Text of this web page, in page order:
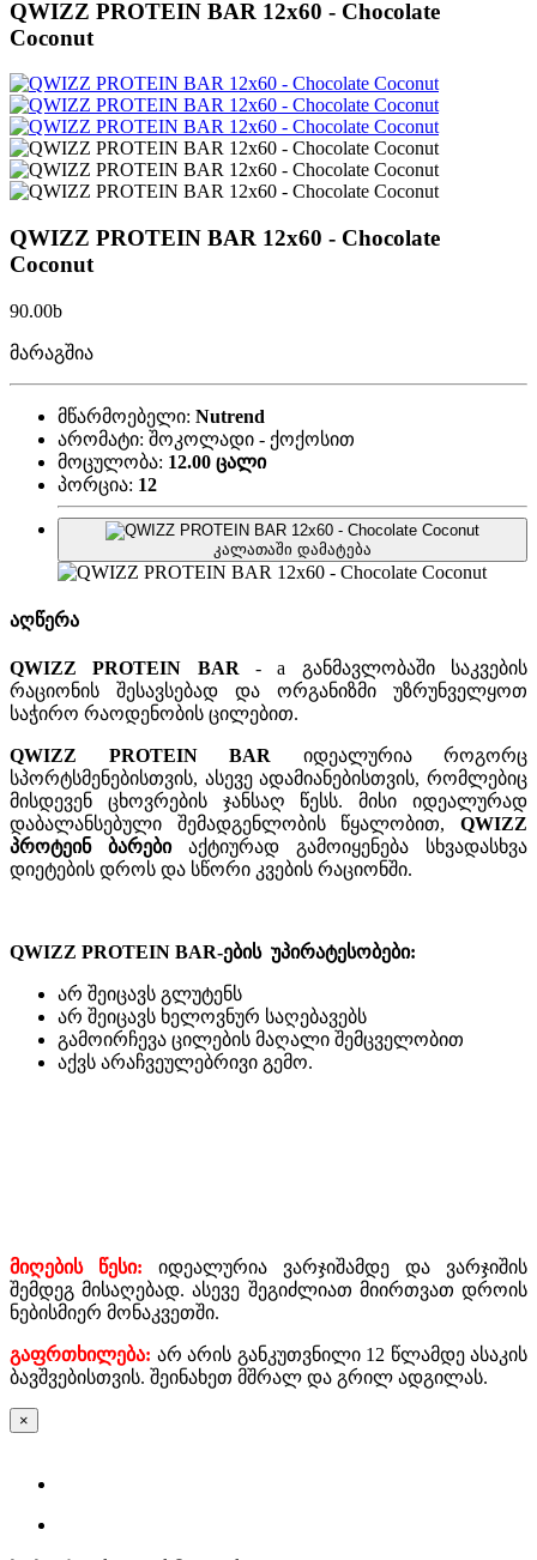
QWIZZ PROTEIN BAR 12x60 - Chocolate
Coconut
QWIZZ PROTEIN BAR 12x60 - Chocolate
Coconut
90.00b
მარაგშია
მწარმოებელი: Nutrend
არომატი: შოკოლადი - ქოქოსით
მოცულობა: 12.00 ცალი
პორცია: 12
კალათაში დამატება
აღწერა
QWIZZ PROTEIN BAR- a განმავლობაში საკვების
რაციონის შესავსებად და ორგანიზმი უზრუნველყოთ
საჭირო რაოდენობის ცილებით.
QWIZZ PROTEIN BAR იდეალურია როგორც
სპორტსმენებისთვის, ასევე ადამიანებისთვის, რომლებიც
მისდევენ ცხოვრების ჯანსაღ წესს. მისი იდეალურად
დაბალანსებული შემადგენლობის წყალობით, QWIZZ
პროტეინ ბარებიაქტიურად გამოიყენება სხვადასხვა
დიეტების დროს და სწორი კვების რაციონში.
QWIZZ PROTEIN BAR-ების უპირატესობები:
არ შეიცავს გლუტენს
არ შეიცავს ხელოვნურ საღებავებს
გამოირჩევა ცილების მაღალი შემცველობით
აქვს არაჩვეულებრივი გემო.
მიღების წესი:
იდეალურია ვარჯიშამდე და ვარჯიშის
შემდეგ მისაღებად. ასევე შეგიძლიათ მიირთვათ დროის
ნებისმიერ მონაკვეთში.
გაფრთხილება: არ არის განკუთვნილი 12 წლამდე ასაკის
ბავშვებისთვის. შეინახეთ მშრალ და გრილ ადგილას.
×